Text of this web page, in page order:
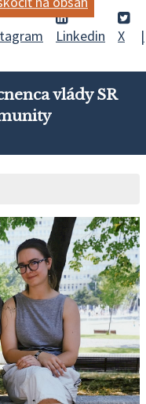
Linkedin X
vlády SR